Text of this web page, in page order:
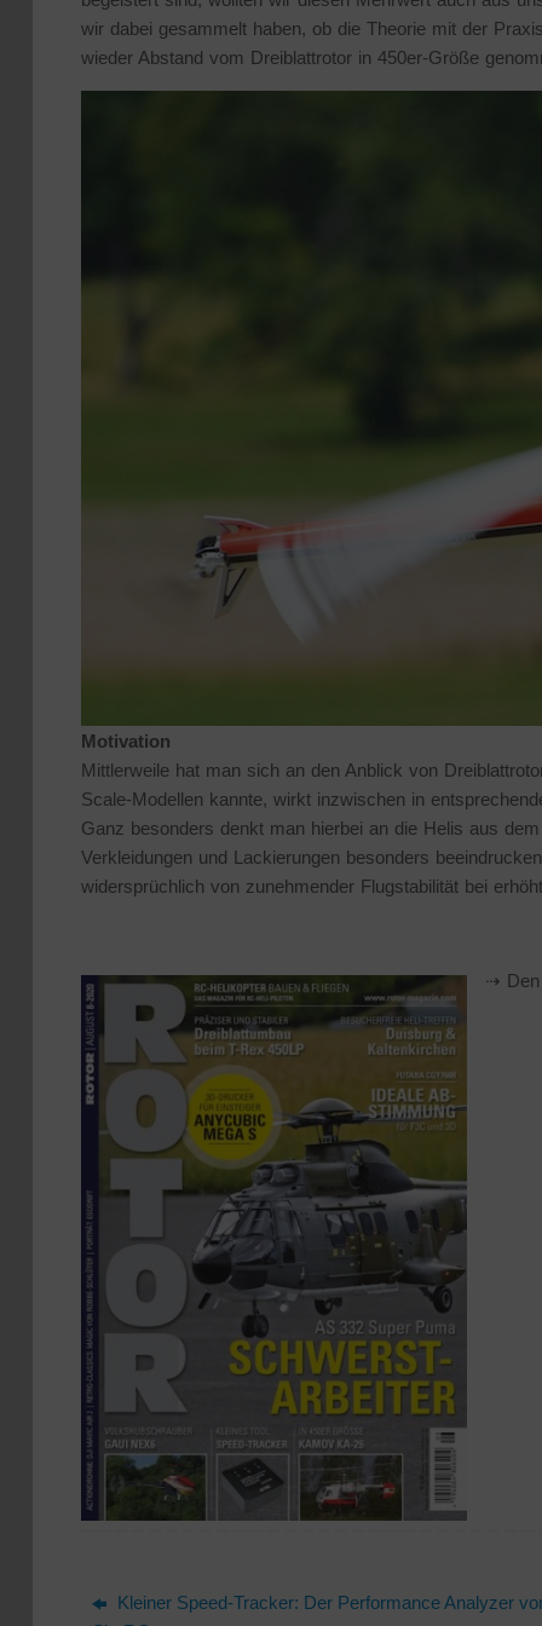
wir dabei gesammelt haben, ob die Theorie mit der
wieder Abstand vom Dreiblattrotor in 450er-Größe
Motivation
Mittlerweile hat man sich an den Anblick von
Scale-Modellen kannte, wirkt inzwischen in
Ganz besonders denkt man hierbei an die Helis aus
Verkleidungen und Lackierungen besonders
widersprüchlich von zunehmender Flugstabilität bei
⇢ Den
Kleiner Speed-Tracker: Der Performance Analyzer